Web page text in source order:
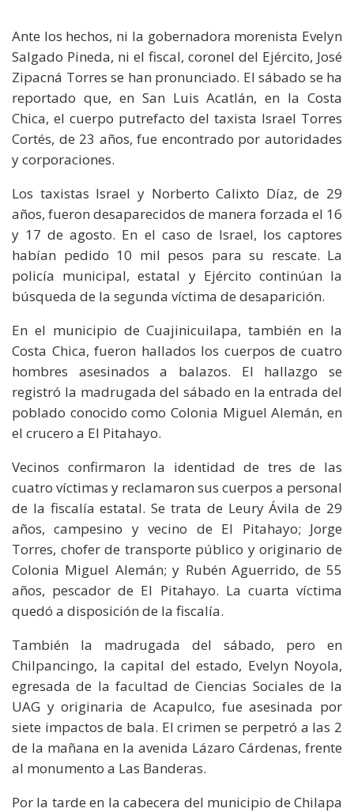
Ante los hechos, ni la gobernadora morenista Evelyn
Salgado Pineda, ni el fiscal, coronel del Ejército, José
Zipacná Torres se han pronunciado. El sábado se ha
reportado que, en San Luis Acatlán, en la Costa
Chica, el cuerpo putrefacto del taxista Israel Torres
Cortés, de 23 años, fue encontrado por autoridades
y corporaciones.
Los taxistas Israel y Norberto Calixto Díaz, de 29
años, fueron desaparecidos de manera forzada el 16
y 17 de agosto. En el caso de Israel, los captores
habían pedido 10 mil pesos para su rescate. La
policía municipal, estatal y Ejército continúan la
búsqueda de la segunda víctima de desaparición.
En el municipio de Cuajinicuilapa, también en la
Costa Chica, fueron hallados los cuerpos de cuatro
hombres asesinados a balazos. El hallazgo se
registró la madrugada del sábado en la entrada del
poblado conocido como Colonia Miguel Alemán, en
el crucero a El Pitahayo.
Vecinos confirmaron la identidad de tres de las
cuatro víctimas y reclamaron sus cuerpos a personal
de la fiscalía estatal. Se trata de Leury Ávila de 29
años, campesino y vecino de El Pitahayo; Jorge
Torres, chofer de transporte público y originario de
Colonia Miguel Alemán; y Rubén Aguerrido, de 55
años, pescador de El Pitahayo. La cuarta víctima
quedó a disposición de la fiscalía.
También la madrugada del sábado, pero en
Chilpancingo, la capital del estado, Evelyn Noyola,
egresada de la facultad de Ciencias Sociales de la
UAG y originaria de Acapulco, fue asesinada por
siete impactos de bala. El crimen se perpetró a las 2
de la mañana en la avenida Lázaro Cárdenas, frente
al monumento a Las Banderas.
Por la tarde en la cabecera del municipio de Chilapa